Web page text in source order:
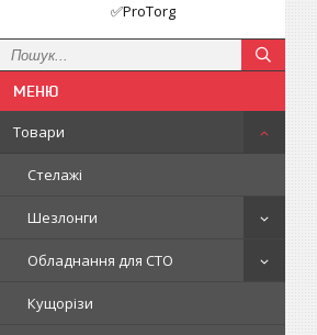
✅ProTorg
Товари
Стелажі
Шезлонги
Обладнання для СТО
Кущорізи